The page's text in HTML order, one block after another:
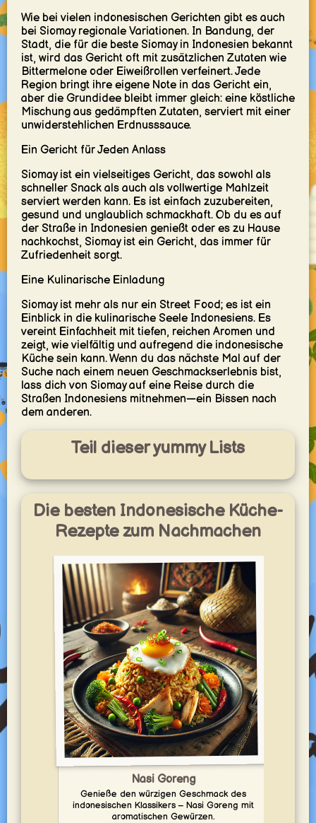
Wie bei vielen indonesischen Gerichten gibt es auch
bei Siomay regionale Variationen. In Bandung, der
Stadt, die für die beste Siomay in Indonesien bekannt
ist, wird das Gericht oft mit zusätzlichen Zutaten wie
Bittermelone oder Eiweißrollen verfeinert. Jede
Region bringt ihre eigene Note in das Gericht ein,
aber die Grundidee bleibt immer gleich: eine köstliche
Mischung aus gedämpften Zutaten, serviert mit einer
unwiderstehlichen Erdnusssauce.
Ein Gericht für Jeden Anlass
Siomay ist ein vielseitiges Gericht, das sowohl als
schneller Snack als auch als vollwertige Mahlzeit
serviert werden kann. Es ist einfach zuzubereiten,
gesund und unglaublich schmackhaft. Ob du es auf
der Straße in Indonesien genießt oder es zu Hause
nachkochst, Siomay ist ein Gericht, das immer für
Zufriedenheit sorgt.
Eine Kulinarische Einladung
Siomay ist mehr als nur ein Street Food; es ist ein
Einblick in die kulinarische Seele Indonesiens. Es
vereint Einfachheit mit tiefen, reichen Aromen und
zeigt, wie vielfältig und aufregend die indonesische
Küche sein kann. Wenn du das nächste Mal auf der
Suche nach einem neuen Geschmackserlebnis bist,
lass dich von Siomay auf eine Reise durch die
Straßen Indonesiens mitnehmen—ein Bissen nach
dem anderen.
Teil dieser yummy Lists
Die besten Indonesische Küche-
Rezepte zum Nachmachen
Nasi Goreng
Genieße den würzigen Geschmack des
indonesischen Klassikers – Nasi Goreng mit
aromatischen Gewürzen.